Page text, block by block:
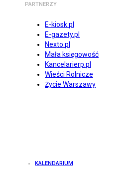
PARTNERZY
E-kiosk.pl
E-gazety.pl
Nexto.pl
Mała księgowość
Kancelarierp.pl
Wieści Rolnicze
Życie Warszawy
KALENDARIUM